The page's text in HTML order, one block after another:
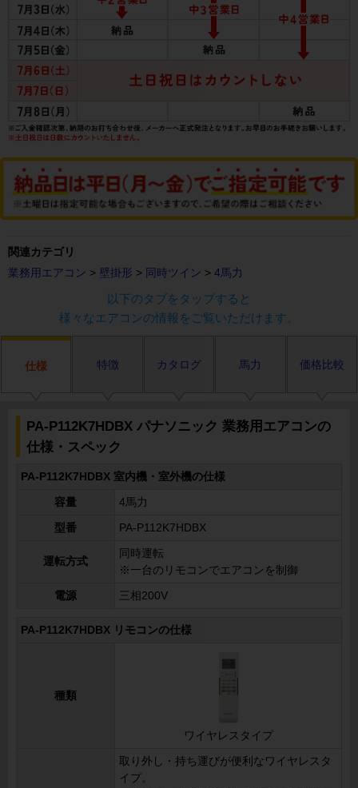
関連カテゴリ
業務用エアコン > 壁掛形 > 同時ツイン > 4馬力
以下のタブをタップすると
様々なエアコンの情報をご覧いただけます。
仕様 特徴 カタログ 馬力 価格比較
PA-P112K7HDBX パナソニック 業務用エアコンの
仕様・スペック
PA-P112K7HDBX 室内機・室外機の仕様
容量 4馬力
型番 PA-P112K7HDBX
運転方式
同時運転
※一台のリモコンでエアコンを制御
電源 三相200V
PA-P112K7HDBX リモコンの仕様
種類
ワイヤレスタイプ
取り外し・持ち運びが便利なワイヤレスタ
イプ。